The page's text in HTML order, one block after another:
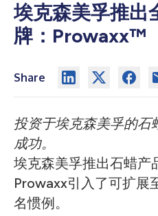
埃克森美孚推出
牌：Prowaxx™
Share
投资于埃克森美孚的石
成功。
埃克森美孚推出石蜡产
Prowaxx引入了可扩展
名惯例。